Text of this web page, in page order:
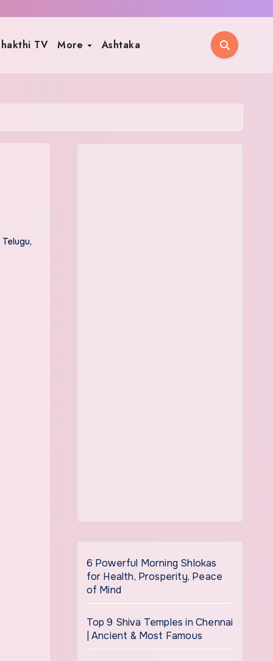
TV More Ashtaka
Telugu,
6 Powerful Morning Shlokas
for Health, Prosperity, Peace
of Mind
Top 9 Shiva Temples in Chennai
| Ancient & Most Famous